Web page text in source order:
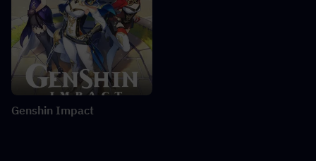
Genshin Impact